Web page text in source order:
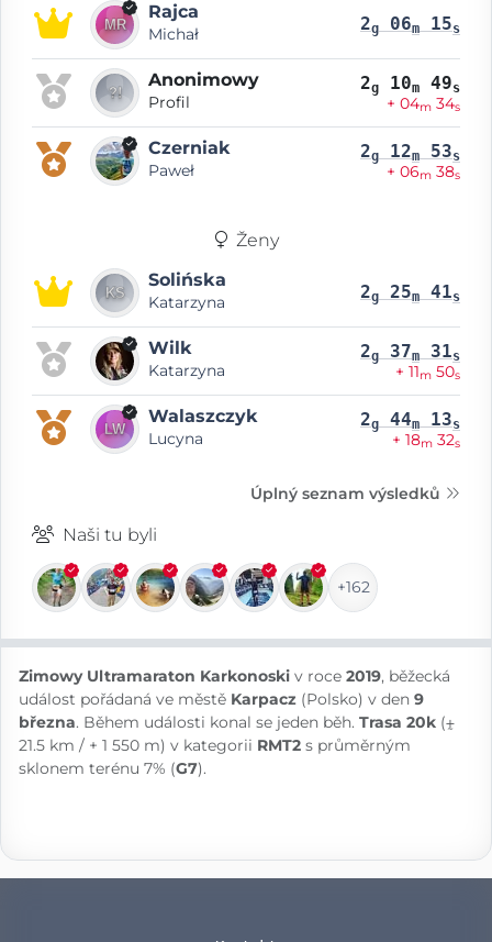
Rajca
Michał 2g 06m 15s
Anonimowy
Profil
2g 10m 49s
+ 04m 34s
Czerniak
Paweł
2g 12m 53s
+ 06m 38s
Ženy
Solińska
Katarzyna 2g 25m 41s
Wilk
Katarzyna
2g 37m 31s
+ 11m 50s
Walaszczyk
Lucyna
2g 44m 13s
+ 18m 32s
Úplný seznam výsledků
Naši tu byli
+162
Zimowy Ultramaraton Karkonoski v roce 2019, běžecká
událost pořádaná ve městě Karpacz (Polsko) v den 9
března. Během události konal se jeden běh. Trasa 20k (⨦
21.5 km / + 1 550 m) v kategorii RMT2 s průměrným
sklonem terénu 7% (G7).